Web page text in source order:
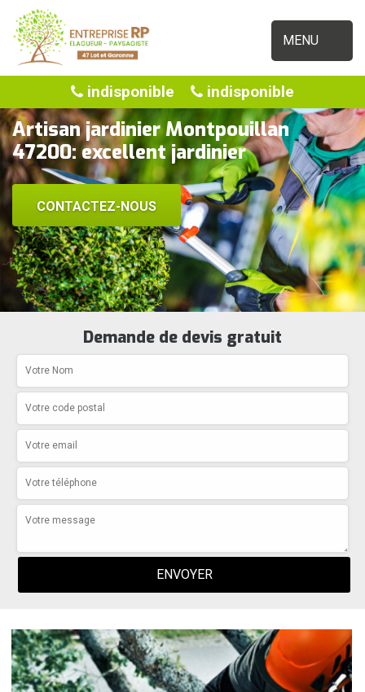
MENU
indisponible indisponible
Artisan jardinier Montpouillan
47200: excellent jardinier
CONTACTEZ-NOUS
Demande de devis gratuit